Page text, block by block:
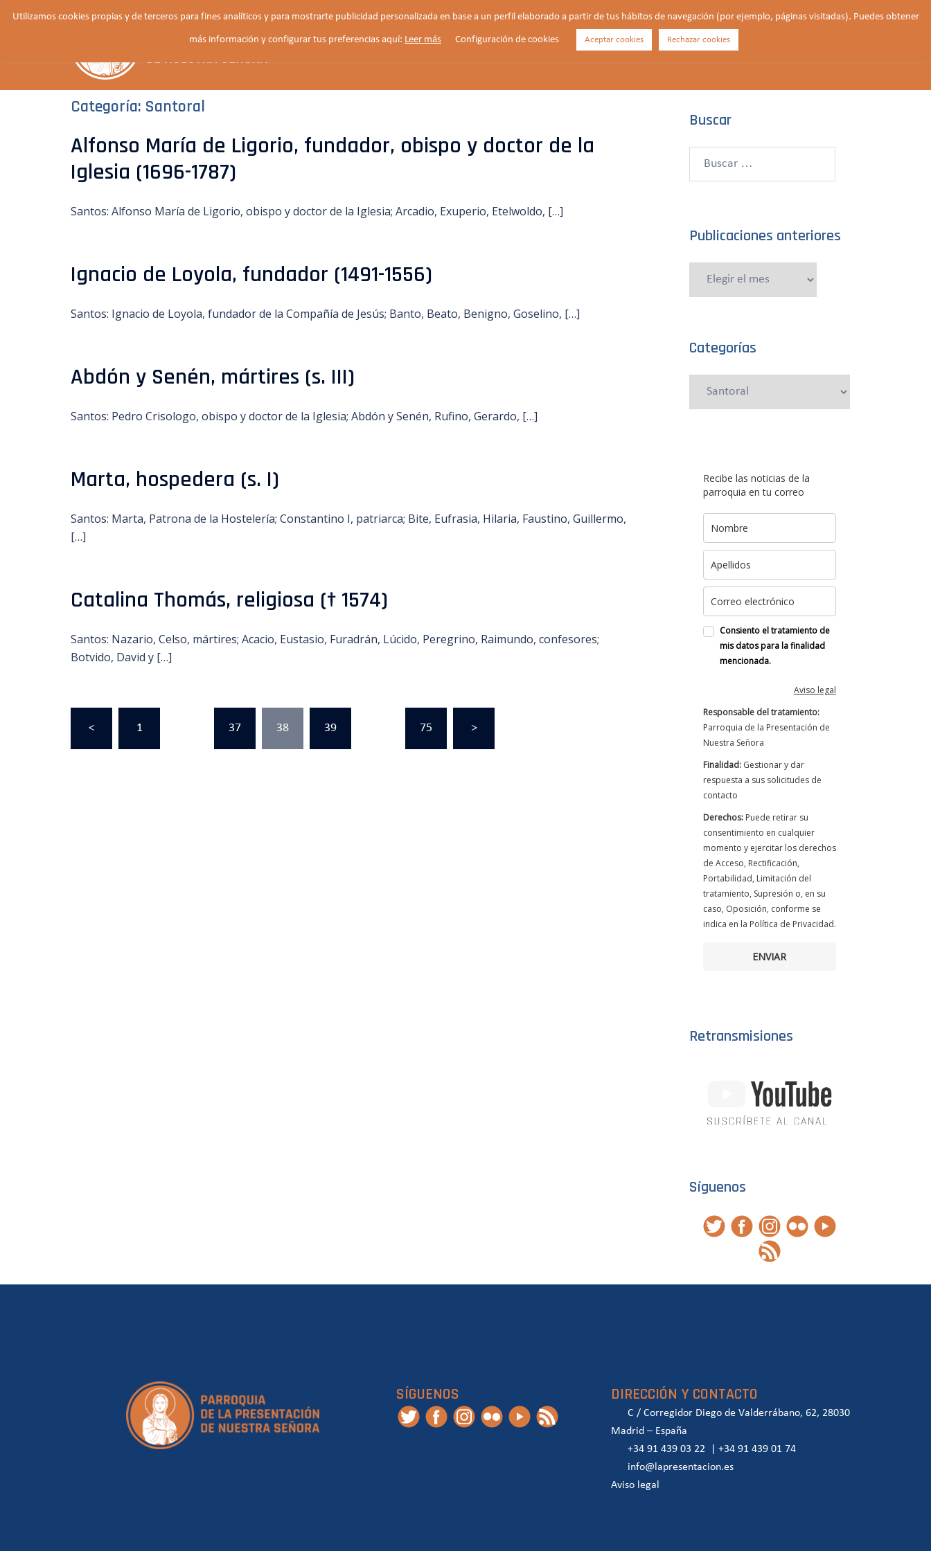
Saltar
HORARIOS VIDA PARROQUIAL NOTICIAS ¿QUIÉNES SOMOS?
Categoría: Santoral
Alfonso María de Ligorio, fundador, obispo y doctor de la
Iglesia (1696-1787)
Santos: Alfonso María de Ligorio, obispo y doctor de la Iglesia; Arcadio, Exuperio, Etelwoldo, […]
Ignacio de Loyola, fundador (1491-1556)
Santos: Ignacio de Loyola, fundador de la Compañía de Jesús; Banto, Beato, Benigno, Goselino, […]
Abdón y Senén, mártires (s. III)
Santos: Pedro Crisologo, obispo y doctor de la Iglesia; Abdón y Senén, Rufino, Gerardo, […]
Marta, hospedera (s. I)
Santos: Marta, Patrona de la Hostelería; Constantino I, patriarca; Bite, Eufrasia, Hilaria, Faustino, Guillermo,
[…]
Catalina Thomás, religiosa († 1574)
Santos: Nazario, Celso, mártires; Acacio, Eustasio, Furadrán, Lúcido, Peregrino, Raimundo, confesores;
Botvido, David y […]
entradas
< 1 37 38 39 75 >
Buscar
Buscar:
Publicaciones anteriores
Publicaciones
Categorías
Categorías
Recibe las noticias de la
parroquia en tu correo
Consiento el tratamiento de
mis datos para la finalidad
mencionada.
Aviso legal
Responsable del tratamiento:
Parroquia de la Presentación de
Nuestra Señora
Finalidad:Gestionar y dar
respuesta a sus solicitudes de
contacto
Derechos:Puede retirar su
consentimiento en cualquier
momento y ejercitar los derechos
de Acceso, Rectificación,
Portabilidad, Limitación del
tratamiento, Supresión o, en su
caso, Oposición, conforme se
indica en la Política de Privacidad.
ENVIAR
Retransmisiones
Síguenos
SÍGUENOS DIRECCIÓN Y CONTACTO
C / Corregidor Diego de Valderrábano, 62, 28030
Madrid – España
+34 91 439 03 22
+34 91 439 01 74
info@lapresentacion.es
Aviso legal
Utilizamos cookies propias y de terceros para fines analíticos y para mostrarte publicidad personalizada en base a un perfil elaborado a partir de tus hábitos de navegación (por ejemplo, páginas visitadas). Puedes obtener
más información y configurar tus preferencias aquí: Leer más Configuración de cookies Aceptar cookies Rechazar cookies